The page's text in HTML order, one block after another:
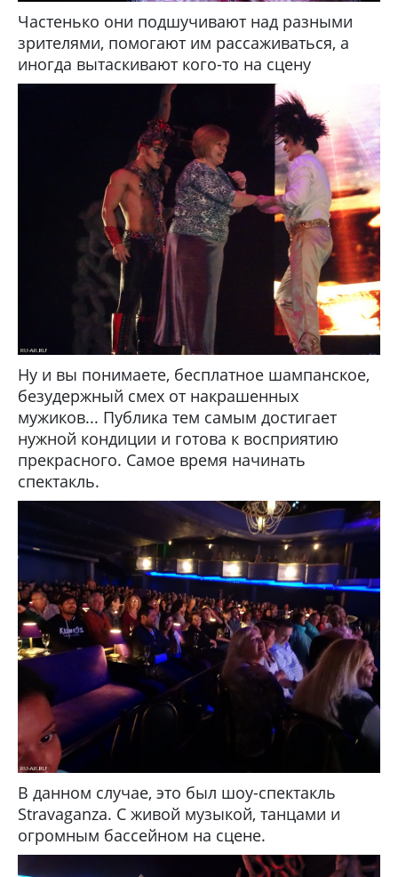
Частенько они подшучивают над разными
зрителями, помогают им рассаживаться, а
иногда вытаскивают кого-то на сцену
Ну и вы понимаете, бесплатное шампанское,
безудержный смех от накрашенных
мужиков... Публика тем самым достигает
нужной кондиции и готова к восприятию
прекрасного. Самое время начинать
спектакль.
В данном случае, это был шоу-спектакль
Stravaganza. С живой музыкой, танцами и
огромным бассейном на сцене.